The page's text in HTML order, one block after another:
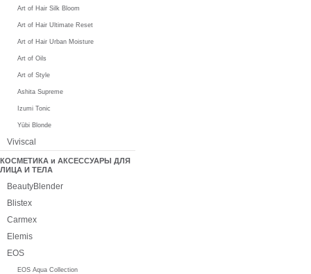
Art of Hair Silk Bloom
Art of Hair Ultimate Reset
Art of Hair Urban Moisture
Art of Oils
Art of Style
Ashita Supreme
Izumi Tonic
Yūbi Blonde
Viviscal
КОСМЕТИКА и АКСЕССУАРЫ ДЛЯ
ЛИЦА И ТЕЛА
BeautyBlender
Blistex
Carmex
Elemis
EOS
EOS Aqua Collection